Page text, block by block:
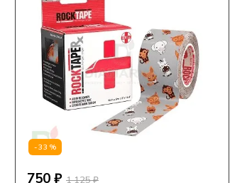
-33%
750 ₽ 1 125 ₽